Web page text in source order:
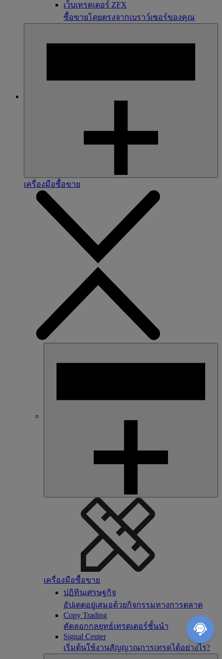
เว็บเทรดเดอร์ ZFX
ซื้อขายโดยตรงจากเบราว์เซอร์ของคุณ
เครื่องมือซื้อขาย
เครื่องมือซื้อขาย
ปฏิทินเศรษฐกิจ
อัปเดตอยู่เสมอด้วยกิจกรรมทางการตลาด
Copy Trading
คัดลอกกลยุทธ์เทรดเดอร์ชั้นนำ
Signal Center
เริ่มต้นใช้งานสัญญาณการเทรดได้อย่างไร?